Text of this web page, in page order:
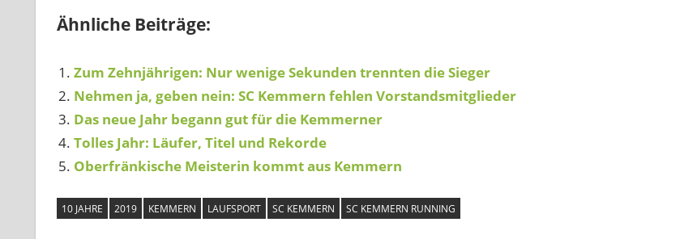
Ähnliche Beiträge:
Zum Zehnjährigen: Nur wenige Sekunden trennten die Sieger
Nehmen ja, geben nein: SC Kemmern fehlen Vorstandsmitglieder
Das neue Jahr begann gut für die Kemmerner
Tolles Jahr: Läufer, Titel und Rekorde
Oberfränkische Meisterin kommt aus Kemmern
10 JAHRE 2019 KEMMERN LAUFSPORT SC KEMMERN SC KEMMERN RUNNING